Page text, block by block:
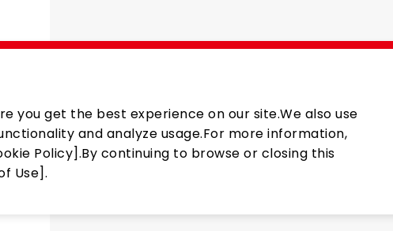
you get the best experience on our site.We also use
and analyze usage.For more information,
Policy].By continuing to browse or closing this
Use].